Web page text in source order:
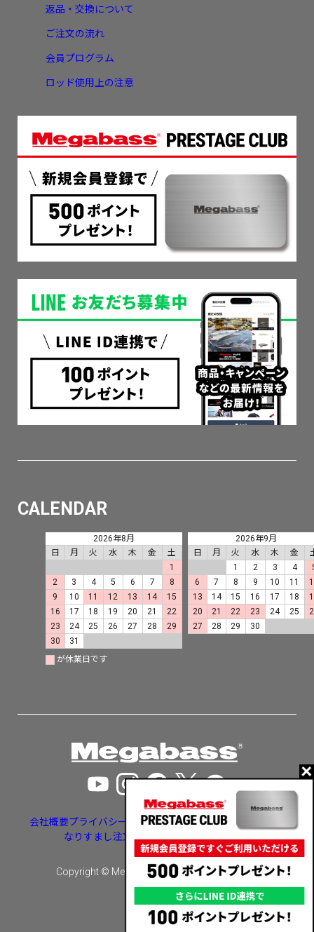
返品・交換について
ご注文の流れ
会員プログラム
ロッド使用上の注意
CALENDAR
2026年8月
日
月 火 水 木 金
土
1
2
3 4 5 6 7
8
9
10 11 12 13 14
15
16
17 18 19 20 21
22
23
24 25 26 27 28
29
30
31
2026年9月
日
月 火 水 木 金
1
2 3 4
6
7 8 9 10 11
13
14 15 16 17 18
20
21 22 23 24 25
27
28 29 30
が休業日です
会社概要プライバシーポリシー特定商取引法に基づく表示
なりすまし注文・いたずら注文等への対応
Copyright © Megabass inc. All rights reserved.